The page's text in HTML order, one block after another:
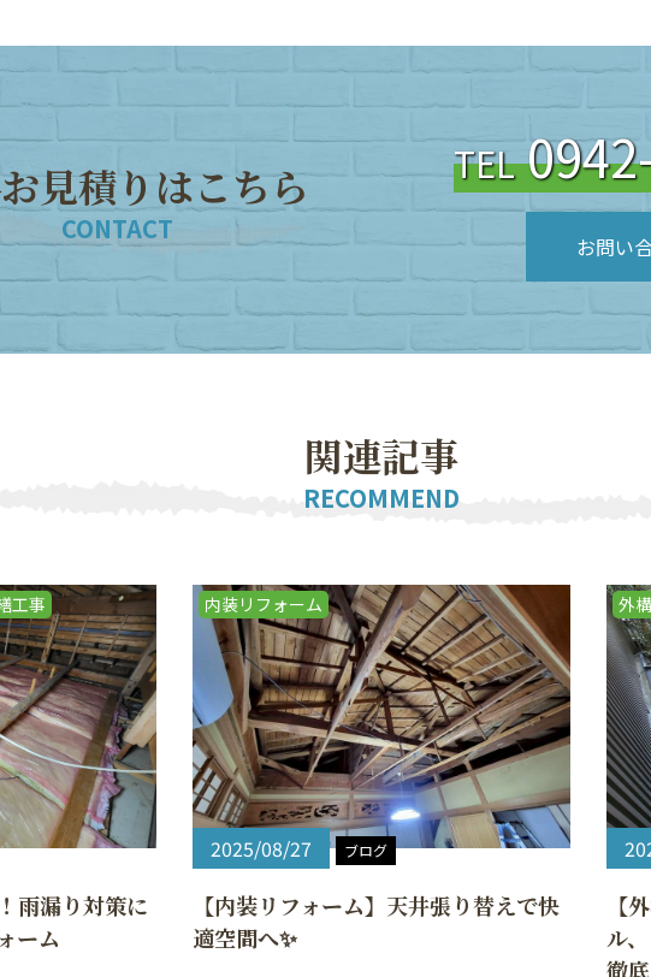
お見積り はこちら
CONTACT
TEL
お問い
関連記事
RECOMMEND
工事
雨漏り対策に
ーム
内装リフォーム
2025/08/27 ブログ
【内装リフォーム】天井張り替えで快
適空間へ✨
外
【
ル
徹